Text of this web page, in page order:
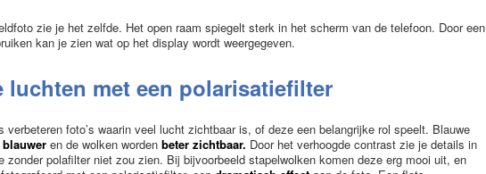
zie je het zelfde. Het open raam spiegelt sterk in het scherm van de telefoon. Door een
kan je zien wat op het display wordt weergegeven.
luchten met een polarisatiefilter
verbeteren foto’s waarin veel lucht zichtbaar is, of deze een belangrijke rol speelt. Blauwe
blauwer en de wolken worden beter zichtbaar. Door het verhoogde contrast zie je details in
zonder polafilter niet zou zien. Bij bijvoorbeeld stapelwolken komen deze erg mooi uit, en